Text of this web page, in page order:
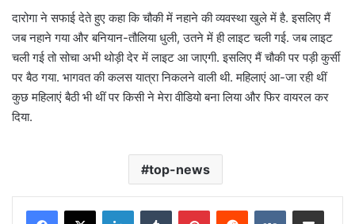
दारोगा ने सफाई देते हुए कहा कि चौकी में नहाने की व्यवस्था खुले में है. इसलिए मैं
जब नहाने गया और बनियान-तौलिया धुली, उतने में ही लाइट चली गई. जब लाइट
चली गई तो सोचा अभी थोड़ी देर में लाइट आ जाएगी. इसलिए मैं चौकी पर पड़ी कुर्सी
पर बैठ गया. भागवत की कलस यात्रा निकलने वाली थी. महिलाएं आ-जा रही थीं
कुछ महिलाएं बैठी भी थीं पर किसी ने मेरा वीडियो बना लिया और फिर वायरल कर
दिया.
top-news
LinkedInTumblr PinterestReddit VKontakteShare via Email